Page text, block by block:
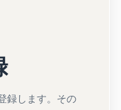
録します。その